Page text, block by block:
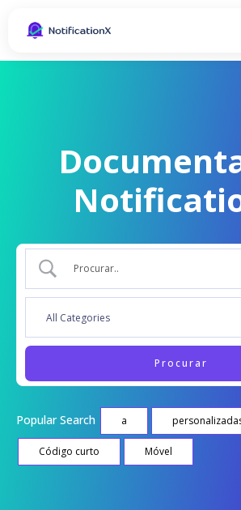
Popular Search a
Código curto Móvel